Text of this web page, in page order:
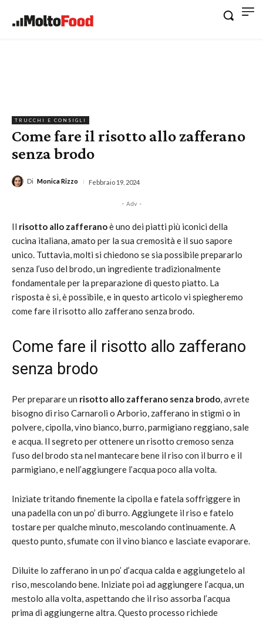
TRUCCHI E CONSIGLI
Come fare il risotto allo zafferano
senza brodo
Di Monica Rizzo Febbraio 19, 2024
- Adv -
Il risotto allo zafferanoè uno dei piatti più iconici della
cucina italiana, amato per la sua cremosità e il suo sapore
unico. Tuttavia, molti si chiedono se sia possibile prepararlo
senza l’uso del brodo, un ingrediente tradizionalmente
fondamentale per la preparazione di questo piatto. La
risposta è sì, è possibile, e in questo articolo vi spiegheremo
come fare il risotto allo zafferano senza brodo.
Come fare il risotto allo zafferano
senza brodo
Per preparare un risotto allo zafferano senza brodo, avrete
bisogno di riso Carnaroli o Arborio, zafferano in stigmi o in
polvere, cipolla, vino bianco, burro, parmigiano reggiano, sale
e acqua. Il segreto per ottenere un risotto cremoso senza
l’uso del brodo sta nel mantecare bene il riso con il burro e il
parmigiano, e nell’aggiungere l’acqua poco alla volta.
Iniziate tritando finemente la cipolla e fatela soffriggere in
una padella con un po’ di burro. Aggiungete il riso e fatelo
tostare per qualche minuto, mescolando continuamente. A
questo punto, sfumate con il vino bianco e lasciate evaporare.
Diluite lo zafferano in un po’ d’acqua calda e aggiungetelo al
riso, mescolando bene. Iniziate poi ad aggiungere l’acqua, un
mestolo alla volta, aspettando che il riso assorba l’acqua
prima di aggiungerne altra. Questo processo richiede